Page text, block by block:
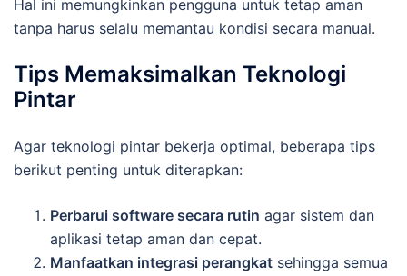
Hal ini memungkinkan pengguna untuk tetap aman
tanpa harus selalu memantau kondisi secara manual.
Tips Memaksimalkan Teknologi
Pintar
Agar teknologi pintar bekerja optimal, beberapa tips
berikut penting untuk diterapkan:
Perbarui software secara rutin agar sistem dan
aplikasi tetap aman dan cepat.
Manfaatkan integrasi perangkat sehingga semua